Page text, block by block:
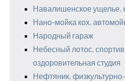
Навалишенское ущелье,
Нано-мойка кох,
Народный гараж
Небесный лотос,
оздоровительная студия
Нефтяник,